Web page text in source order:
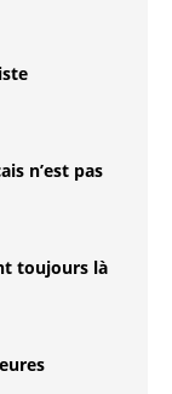
n’est pas
toujours là